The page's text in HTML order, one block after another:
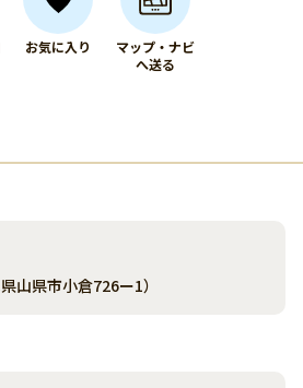
お気に入り
マップ・ナビ
へ送る
山県市小倉726ー1）